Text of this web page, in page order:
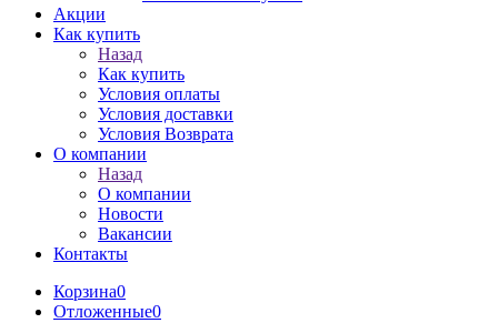
Акции
Как купить
Назад
Как купить
Условия оплаты
Условия доставки
Условия Возврата
О компании
Назад
О компании
Новости
Вакансии
Контакты
Корзина0
Отложенные0